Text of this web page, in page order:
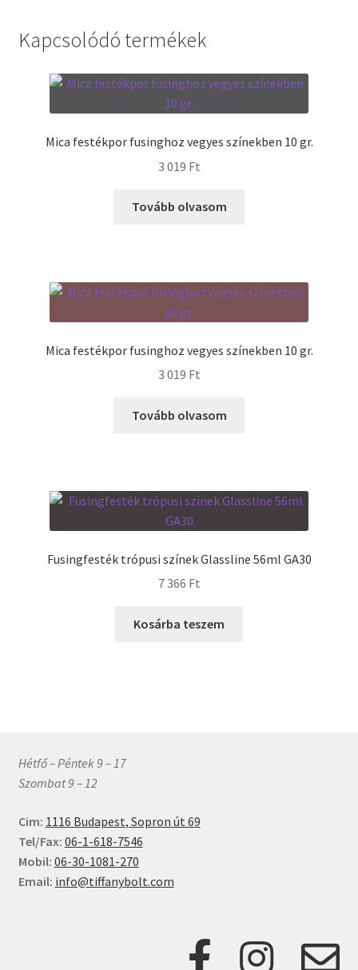
Kapcsolódó termékek
Mica festékpor fusinghoz vegyes színekben 10 gr.
3 019 Ft
Tovább olvasom
Mica festékpor fusinghoz vegyes színekben 10 gr.
3 019 Ft
Tovább olvasom
Fusingfesték trópusi színek Glassline 56ml GA30
7 366 Ft
Kosárba teszem
Hétfő – Péntek 9 – 17
Szombat 9 – 12
Cim: 1116 Budapest, Sopron út 69
Tel/Fax: 06-1-618-7546
Mobil: 06-30-1081-270
Email: info@tiffanybolt.com